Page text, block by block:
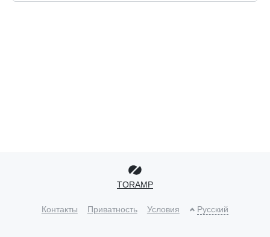
TORAMP
Контакты Приватность Условия Русский